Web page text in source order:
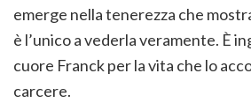
emerge nella tenerezza che
è l’unico a vederla veramente. È
cuore Franck per la vita che lo
carcere.